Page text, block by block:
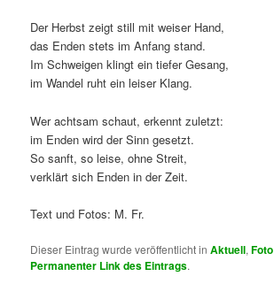
Der Herbst zeigt still mit weiser Hand,
das Enden stets im Anfang stand.
Im Schweigen klingt ein tiefer Gesang,
im Wandel ruht ein leiser Klang.
Wer achtsam schaut, erkennt zuletzt:
im Enden wird der Sinn gesetzt.
So sanft, so leise, ohne Streit,
verklärt sich Enden in der Zeit.
Text und Fotos: M. Fr.
Dieser Eintrag wurde veröffentlicht inAktuell,Foto
Permanenter Link des Eintrags.